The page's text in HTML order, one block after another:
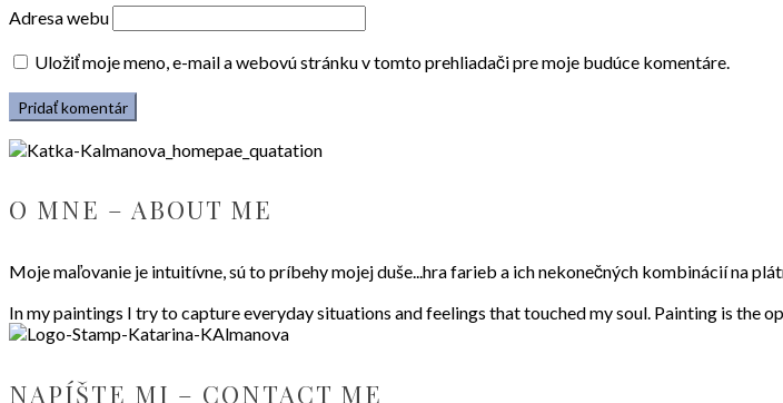
Adresa webu
Uložiť moje meno, e-mail a webovú stránku v tomto prehliadači pre moje budúce komentáre.
O MNE – ABOUT ME
Moje maľovanie je intuitívne, sú to príbehy mojej duše...hra farieb a ich nekonečných kombinácií na
In my paintings I try to capture everyday situations and feelings that touched my soul. Painting is the
NAPÍŠTE MI – CONTACT ME